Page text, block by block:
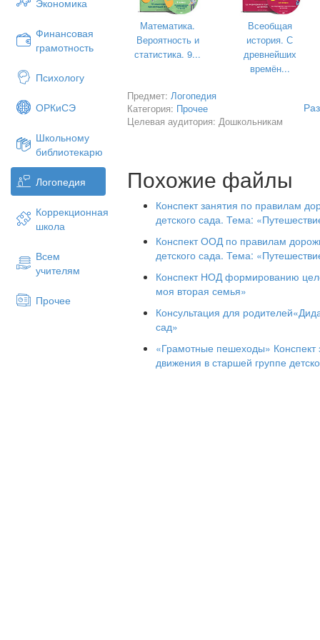
Экономика
Финансовая
грамотность
Психологу
ОРКиСЭ
Школьному
библиотекарю
Логопедия
Коррекционная
школа
Всем
учителям
Прочее
Игра «Что для чего?»(активизация
Взрослый предлагает вспомнить, где
хлеб – в хлебнице,
конфеты – в конфетнице,
мыло – в мыльнице,
соус - в соуснице и т. д.
Игра «Говорим и думаем»
Иногда мы говорим одинаковые
Найдите в стихотворении слова,
Где не бывать тебе и мне,
Ботинок с черным язычком
С утра лакает молочко.
И целый день в окошко
Математика.
Вероятность и
статистика. 9...
Всеобщая
история. С
древнейших
времён...
Предмет: Логопедия
Категория: Прочее
Целевая аудитория: Дошкольникам
Похожие файлы
Конспект занятия по правилам
детского сада. Тема:
Конспект ООД по правилам
детского сада. Тема:
Конспект НОД формированию
моя вторая семья»
Консультация для
сад»
«Грамотные пешеходы»
движения в старшей группе